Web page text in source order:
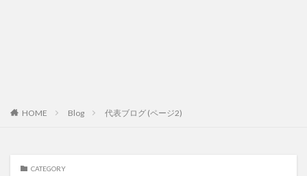
HOME Blog 代表ブログ (ページ2)
CATEGORY